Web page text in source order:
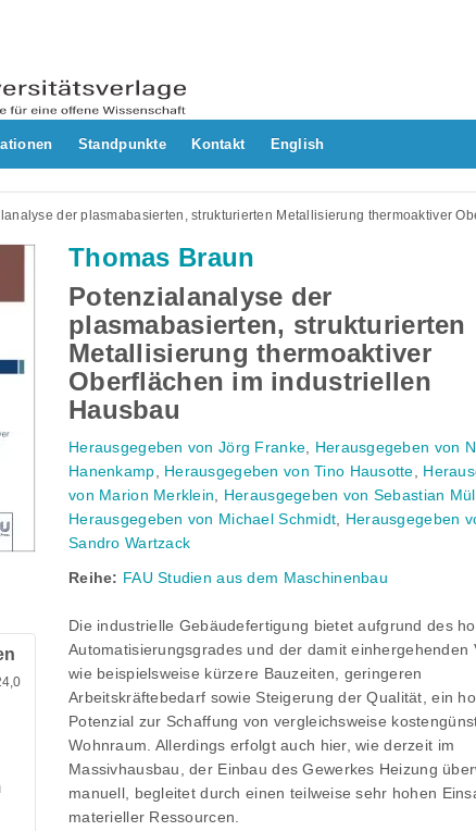
Standpunkte Kontakt English
der plasmabasierten, strukturierten Metallisierung thermoaktiver
Thomas Braun
Potenzialanalyse der
plasmabasierten, strukturierten
Metallisierung thermoaktiver
Oberflächen im industriellen
Hausbau
Herausgegeben von Jörg Franke, Herausgegeben von
Hanenkamp, Herausgegeben von Tino Hausotte,
von Marion Merklein, Herausgegeben von Sebastian
Herausgegeben von Michael Schmidt, Herausgegeben
Sandro Wartzack
Reihe: FAU Studien aus dem Maschinenbau
Die industrielle Gebäudefertigung bietet aufgrund des
Automatisierungsgrades und der damit einhergehenden
wie beispielsweise kürzere Bauzeiten, geringeren
Arbeitskräftebedarf sowie Steigerung der Qualität, ein
Potenzial zur Schaffung von vergleichsweise
Wohnraum. Allerdings erfolgt auch hier, wie derzeit im
Massivhausbau, der Einbau des Gewerkes Heizung
manuell, begleitet durch einen teilweise sehr hohen
materieller Ressourcen.